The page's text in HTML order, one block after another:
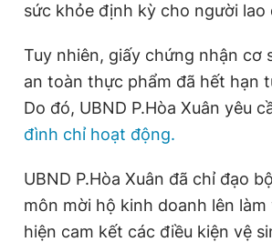
sức khỏe định kỳ cho người lao
Tuy nhiên, giấy chứng nhận cơ
an toàn thực phẩm đã hết hạn
Do đó, UBND P.Hòa Xuân yêu
đình chỉ hoạt động.
UBND P.Hòa Xuân đã chỉ đạo
môn mời hộ kinh doanh lên
hiện cam kết các điều kiện vệ